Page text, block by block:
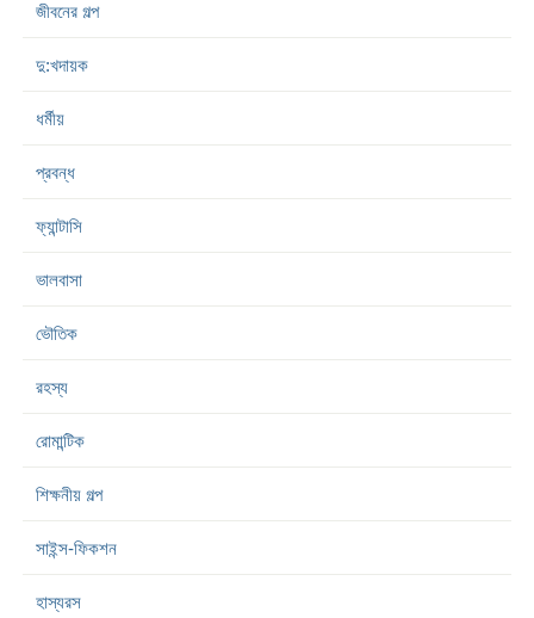
জীবনের গল্প
দু:খদায়ক
ধর্মীয়
প্রবন্ধ
ফ্যান্টাসি
ভালবাসা
ভৌতিক
রহস্য
রোমান্টিক
শিক্ষনীয় গল্প
সাইন্স-ফিকশন
হাস্যরস